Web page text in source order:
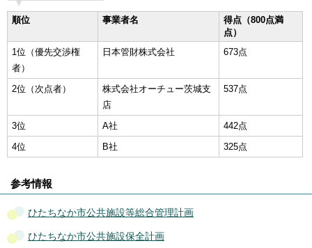
順位 事業者名
得点（800点満
点）
1位（優先交渉権
者）
日本管財株式会社 673点
2位（次点者）
株式会社オーチュー茨城支
店
537点
3位 A社
442点
4位
B社 325点
参考情報
ひたちなか市公共施設等総合管理計画
ひたちなか市公共施設保全計画